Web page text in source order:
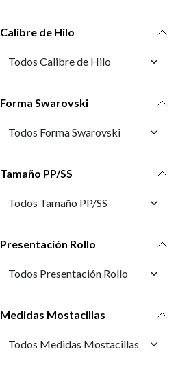
Calibre de Hilo
Forma Swarovski
Tamaño PP/SS
Presentación Rollo
Medidas Mostacillas